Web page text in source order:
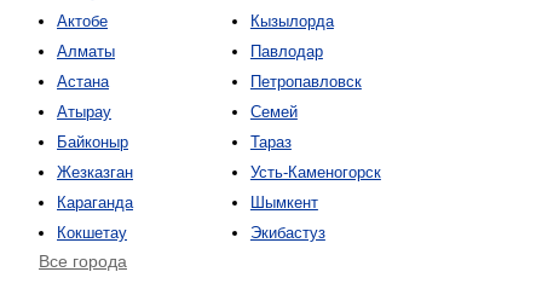
Актобе
Алматы
Астана
Атырау
Байконыр
Жезказган
Караганда
Кокшетау
Кызылорда
Павлодар
Петропавловск
Семей
Тараз
Усть-Каменогорск
Шымкент
Экибастуз
Все города